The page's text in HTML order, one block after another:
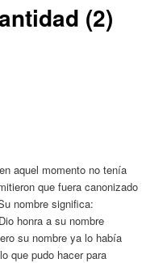
(2)
aquel momento no tenía
que fuera canonizado
nombre significa:
honra a su nombre
su nombre ya lo había
que pudo hacer para